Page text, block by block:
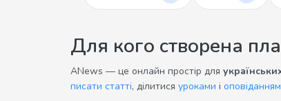
Для кого створена
ANews — це онлайн простір для
писати статті, ділитися уроками і